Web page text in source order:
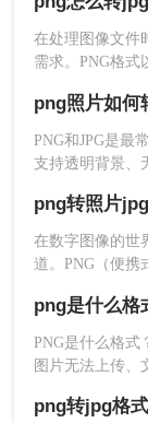
转换的
或者，
网页的
3、开始转换
并处理您的
便网络传输、满
速度，掌握高
jpg呢？
在处理图像文件
需求。PNG格式
络传输和存储。
转换为JPG的实
PNG和JPG是最
支持透明背景、
件照提交。很
在转换质量、操
能导致图片模糊
在数字图像的世
道。PNG（便携
备受青睐，尤其
形。然而，当
PNG是什么格式
图片无法上传、
完成转换，